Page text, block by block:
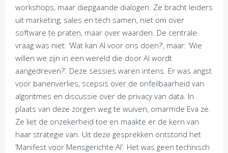
workshops, maar diepgaande dialogen. Ze bracht leiders
uit marketing, sales en tech samen, niet om over
software te praten, maar over waarden. De centrale
vraag was niet: ‘Wat kan AI voor ons doen?’, maar: ‘Wie
willen we zijn in een wereld die door AI wordt
aangedreven?’. Deze sessies waren intens. Er was angst
voor banenverlies, scepsis over de onfeilbaarheid van
algoritmes en discussie over de privacy van data. In
plaats van deze zorgen weg te wuiven, omarmde Eva ze.
Ze liet de onzekerheid toe en maakte er de kern van
haar strategie van. Uit deze gesprekken ontstond het
‘Manifest voor Mensgerichte AI’. Het was geen technisch